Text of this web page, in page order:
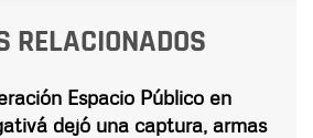
RELACIONADOS
Espacio Público en
dejó una captura, armas